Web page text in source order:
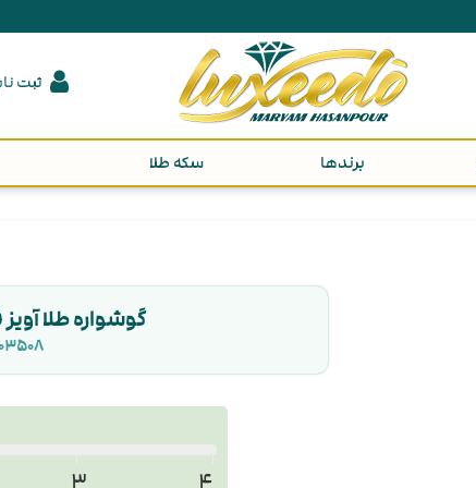
ثبت
برندها سکه طلا
گوشواره طلا
۳ ۴